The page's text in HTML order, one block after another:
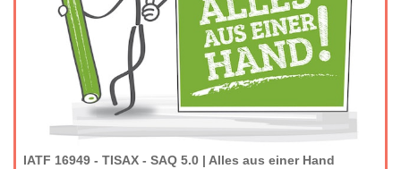
IATF 16949 - TISAX - SAQ 5.0 | Alles aus einer Hand